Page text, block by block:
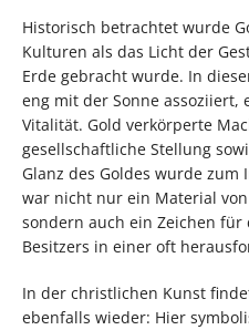
Historisch betrachtet wurde
Kulturen als das Licht der
Erde gebracht wurde. In
eng mit der Sonne assoziiert,
Vitalität. Gold verkörperte
gesellschaftliche Stellung
Glanz des Goldes wurde
war nicht nur ein Material
sondern auch ein Zeichen für
Besitzers in einer oft
In der christlichen Kunst
ebenfalls wieder: Hier